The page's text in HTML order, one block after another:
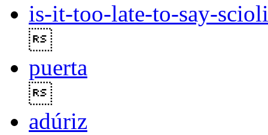
is-it-too-late-to-say-scioli
puerta
adúriz